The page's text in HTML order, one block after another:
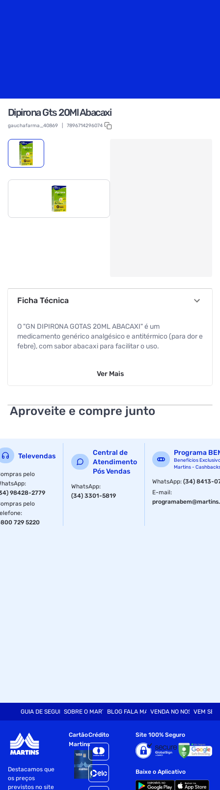
Dipirona Gts 20Ml Abacaxi
gauchafarma_40869 7896714296074
Ficha Técnica
O "GN DIPIRONA GOTAS 20ML ABACAXI" é um
medicamento genérico analgésico e antitérmico (para dor e
febre), com sabor abacaxi para facilitar o uso.
Ver Mais
Aproveite e compre junto
Televendas
pelo
:
98428-2779
pelo
:
729 5220
Central de
Atendimento
Pós Vendas
WhatsApp:
(34) 3301-5819
Programa
Benefícios
Martins -
WhatsApp:(34) 8413-
E-mail:
GUIA DE SEGURANÇASOBRE O MARTINSBLOG FALA MARTVENDA NO NOSSO SITE
VEM SER
Destacamos que
os preços
previstos no site
Cartão
Martins
Crédito Site 100% Seguro
Baixe o Aplicativo